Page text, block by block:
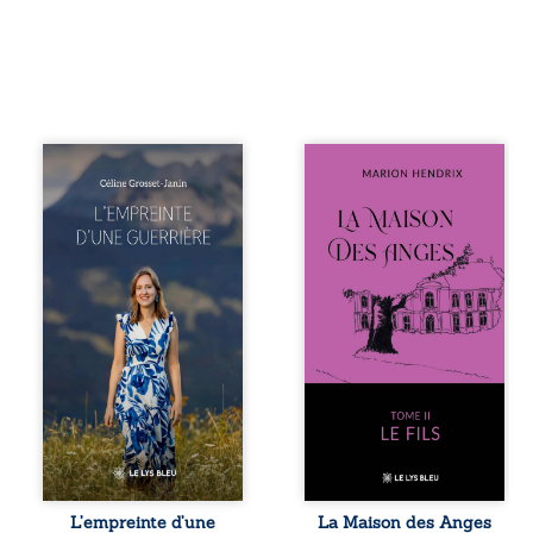
Que reste-t-il de
l’enfance lorsque
la maladie impose
ses propres règles
? L’empreinte
d’une guerrière
livre, sans détour,
le récit d’un
quotidien
bouleversé par la
maladie
chronique,
l’errance médicale
et de longues
hospitalisations.
L’auteure y
raconte ce que les
dossiers médicaux
L’empreinte d’une
Nous sommes en
après le décès du
patriarche
Anatole-Eustache.
La famille devra
affronter non
seulement un
inconnu qui rôde
autour du
domaine et dont
Firmin, le fidèle
majordome,
redoute les visites,
encombrant
Eustache, la
La Maison des Anges